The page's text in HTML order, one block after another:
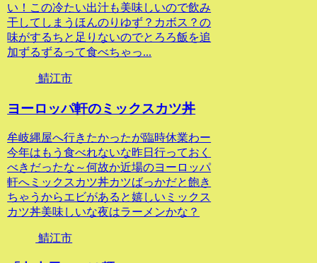
い！この冷たい出汁も美味しいので飲み
干してしまうほんのりゆず？カボス？の
味がするちと足りないのでとろろ飯を追
加ずるずるって食べちゃっ...
鯖江市
ヨーロッパ軒のミックスカツ丼
牟岐縄屋へ行きたかったが臨時休業わー
今年はもう食べれないな昨日行っておく
べきだったな～何故か近場のヨーロッパ
軒へミックスカツ丼カツばっかだと飽き
ちゃうからエビがあると嬉しいミックス
カツ丼美味しいな夜はラーメンかな？
鯖江市